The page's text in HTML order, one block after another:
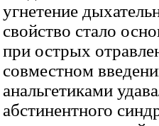
угнетение
свойство стало
при острых
совместном
анальгетиками
абстинентного